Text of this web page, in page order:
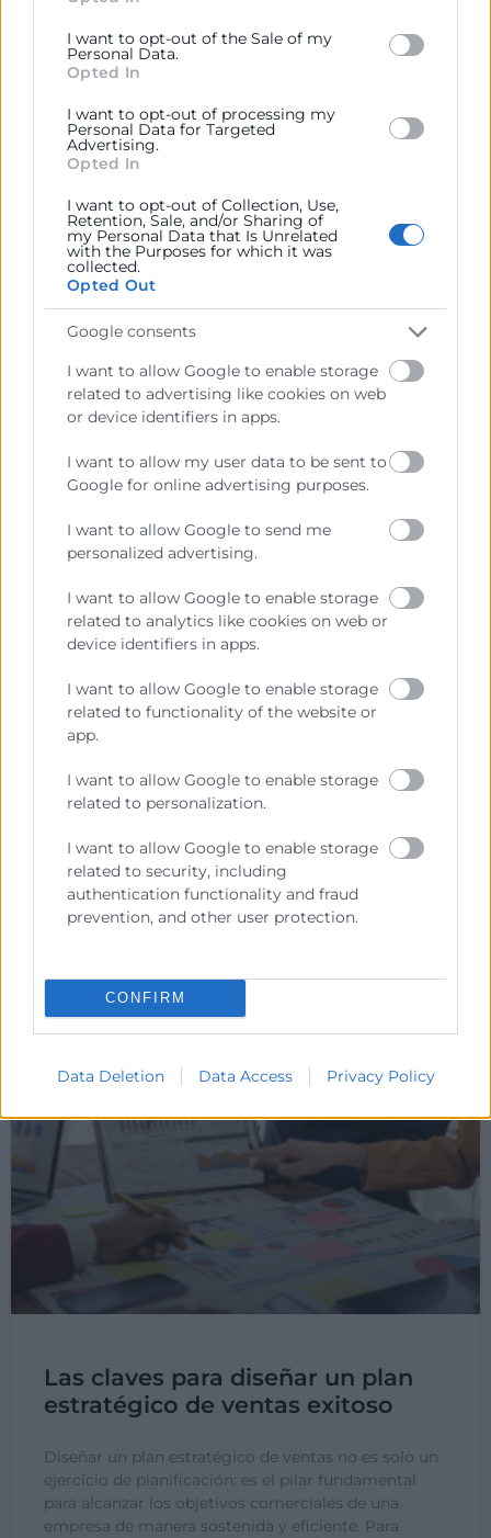
below specified purposes in below Google consent
section.
I want to opt-out of the Sale of my
Personal Data.
Opted In
I want to opt-out of processing my
Personal Data for Targeted
Advertising.
Opted In
I want to opt-out of Collection, Use,
Retention, Sale, and/or Sharing of
my Personal Data that Is Unrelated
with the Purposes for which it was
collected.
Opted Out
Google consents
I want to allow Google to enable storage
related to advertising like cookies on web
or device identifiers in apps.
I want to allow my user data to be sent to
Google for online advertising purposes.
I want to allow Google to send me
personalized advertising.
I want to allow Google to enable storage
related to analytics like cookies on web or
device identifiers in apps.
I want to allow Google to enable storage
related to functionality of the website or
app.
I want to allow Google to enable storage
related to personalization.
I want to allow Google to enable storage
related to security, including
authentication functionality and fraud
prevention, and other user protection.
CONFIRM
Data Deletion Data Access Privacy Policy
revolucionando la manera en que operan los
negocios en todos los sectores. Desde mejorar la
del cliente, su implementación se ha convertido en
una ventaja competitiva imprescindible. En este
artículo, vamos a explicar las principales ventajas,
LEER MÁS »
22 de mayo de 2025
Estudiar un MBA: ¿Es la inversión
adecuada para tu futuro
profesional?
Muchos profesionales se enfrentan a una gran
pregunta: ¿vale la pena estudiar un MBA? Este tipo
de formación avanzada se ha consolidado como una
de las herramientas más potentes para impulsar la
carrera profesional, acceder a mejores puestos y
desarrollar habilidades directivas clave. Pero
también representa una inversión considerable en
12 de mayo de 2025
Las claves para diseñar un plan
estratégico de ventas exitoso
Diseñar un plan estratégico de ventas no es solo un
ejercicio de planificación: es el pilar fundamental
para alcanzar los objetivos comerciales de una
empresa de manera sostenida y eficiente. Para